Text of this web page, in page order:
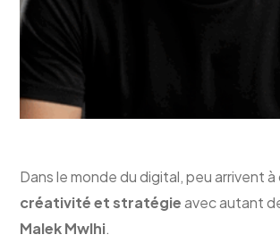
Dans le monde du digital, peu arrivent
créativité et stratégieavec autant
Malek Mwlhi.